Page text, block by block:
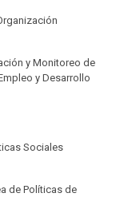
y Monitoreo de
y Desarrollo
Sociales
de Políticas de